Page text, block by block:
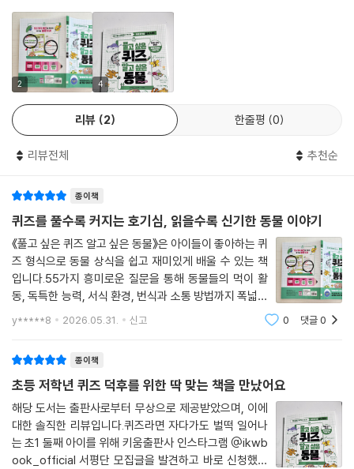
2 4
리뷰 2 한줄평 0
리뷰전체 추천순
종이책
퀴즈를 풀수록 커지는 호기심, 읽을수록 신기한 동물 이야기
《풀고 싶은 퀴즈 알고 싶은 동물》은 아이들이 좋아하는 퀴
즈 형식으로 동물 상식을 쉽고 재미있게 배울 수 있는 책
입니다.55가지 흥미로운 질문을 통해 동물들의 먹이 활
동, 독특한 능력, 서식 환경, 번식과 소통 방법까지 폭넓게
다루고 있어 자연스럽게 과학적 호기심을 키워 줍니다. 단
순히 정답을 알려주는 것이 아니라 "왜 그럴까?"를 이해
y*****8 2026.05.31. 신고 0 댓글0
종이책
초등 저학년 퀴즈 덕후를 위한 딱 맞는 책을 만났어요
해당 도서는 출판사로부터 무상으로 제공받았으며, 이에
대한 솔직한 리뷰입니다.퀴즈라면 자다가도 벌떡 일어나
는 초1 둘째 아이를 위해 키움출판사 인스타그램 @ikwb
ook_official 서평단 모집글을 발견하고 바로 신청했어